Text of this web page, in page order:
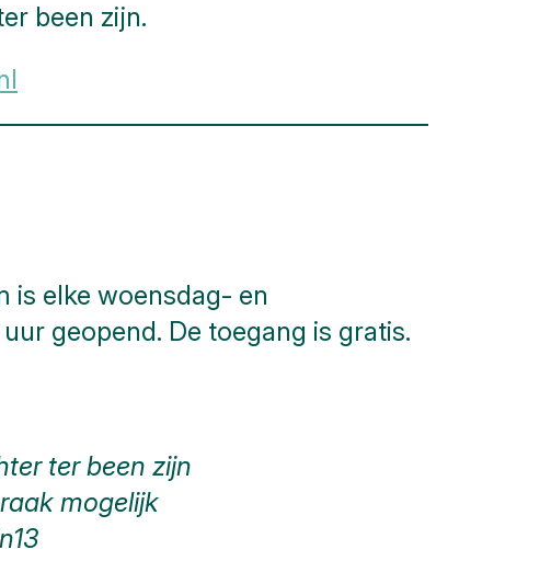
been zijn.
is elke woensdag- en
geopend. De toegang is gratis.
ter been zijn
mogelijk